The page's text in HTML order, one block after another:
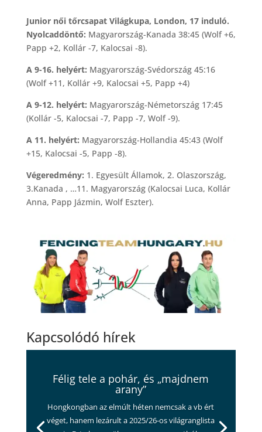
Junior női tőrcsapat Világkupa, London, 17 induló.
Nyolcaddöntő: Magyarország-Kanada 38:45 (Wolf +6,
Papp +2, Kollár -7, Kalocsai -8).
A 9-16. helyért: Magyarország-Svédország 45:16
(Wolf +11, Kollár +9, Kalocsai +5, Papp +4)
A 9-12. helyért: Magyarország-Németország 17:45
(Kollár -5, Kalocsai -7, Papp -7, Wolf -9).
A 11. helyért: Magyarország-Hollandia 45:43 (Wolf
+15, Kalocsai -5, Papp -8).
Végeredmény: 1. Egyesült Államok, 2. Olaszország,
3.Kanada , …11. Magyarország (Kalocsai Luca, Kollár
Anna, Papp Jázmin, Wolf Eszter).
Kapcsolódó hírek
Félig tele a pohár, és „majdnem
arany”
Hongkongban az elmúlt héten nemcsak a vb ért
véget, hanem lezárult a 2025/26-os világranglista